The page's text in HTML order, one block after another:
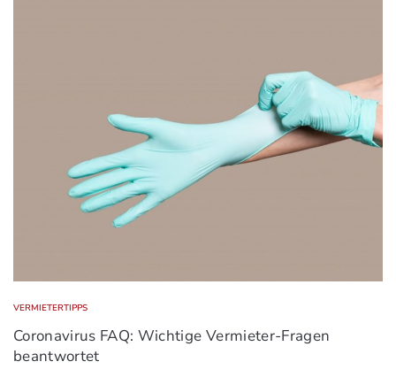
VERMIETERTIPPS
Coronavirus FAQ: Wichtige Vermieter-Fragen
beantwortet